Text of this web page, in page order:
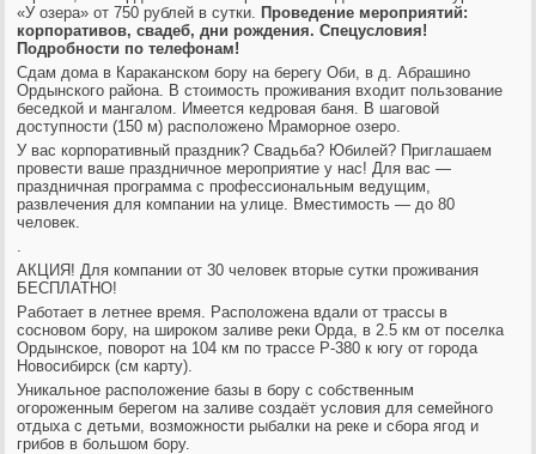
«У озера» от 750 рублей в сутки.
Проведение мероприятий:
корпоративов, свадеб, дни рождения. Спецусловия!
Подробности по телефонам!
Сдам дома в Караканском бору на берегу Оби, в д. Абрашино
Ордынского района. В стоимость проживания входит пользование
беседкой и мангалом. Имеется кедровая баня. В шаговой
доступности (150 м) расположено Мраморное озеро.
У вас корпоративный праздник? Свадьба? Юбилей? Приглашаем
провести ваше праздничное мероприятие у нас! Для вас —
праздничная программа с профессиональным ведущим,
развлечения для компании на улице. Вместимость — до 80
человек.
АКЦИЯ! Для компании от 30 человек вторые сутки проживания
БЕСПЛАТНО!
Работает в летнее время. Расположена вдали от трассы в
сосновом бору, на широком заливе реки Орда, в 2.5 км от поселка
Ордынское, поворот на 104 км по трассе Р-380 к югу от города
Новосибирск (см карту).
Уникальное расположение базы в бору с собственным
огороженным берегом на заливе создаёт условия для семейного
отдыха с детьми, возможности рыбалки на реке и сбора ягод и
грибов в большом бору.